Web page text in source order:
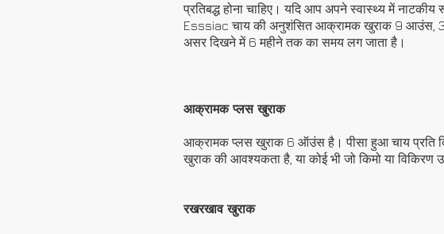
प्रतिबद्ध होना चाहिए। यदि आप अपने स्वास्थ्य में
Esssiac चाय की अनुशंसित आक्रामक खुराक 9 आउंस, 3
असर दिखने में 6 महीने तक का समय लग जाता है।
आक्रामक प्लस खुराक
आक्रामक प्लस खुराक 6 ऑउंस है। पीसा हुआ चाय प्रति
खुराक की आवश्यकता है, या कोई भी जो किमो या विकिरण
रखरखाव खुराक